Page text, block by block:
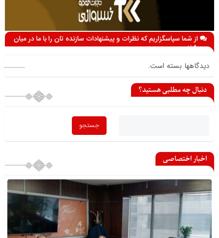
از شما سپاسگزاریم که نظرات و پیشنهادات سازنده تان را با ما در میان
می گذارید
دیدگاهها بسته است.
دنبال چه مطلبی هستید؟
اخبار اختصاصی